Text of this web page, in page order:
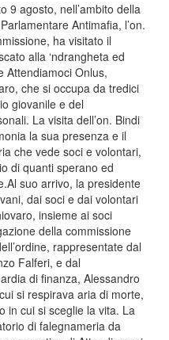
9 agosto, nell’ambito della
Antimafia, l’on.
ha visitato il
alla ‘ndrangheta ed
Attendiamoci Onlus,
che si occupa da tredici
giovanile e del
La visita dell’on. Bindi
la sua presenza e il
che vede soci e volontari,
di quanti sperano ed
suo arrivo, la presidente
dai soci e dai volontari
insieme ai soci
della commissione
rappresentate dal
Falferi, e dal
di finanza, Alessandro
si respirava aria di morte,
in cui si sceglie la vita. La
di falegnameria da